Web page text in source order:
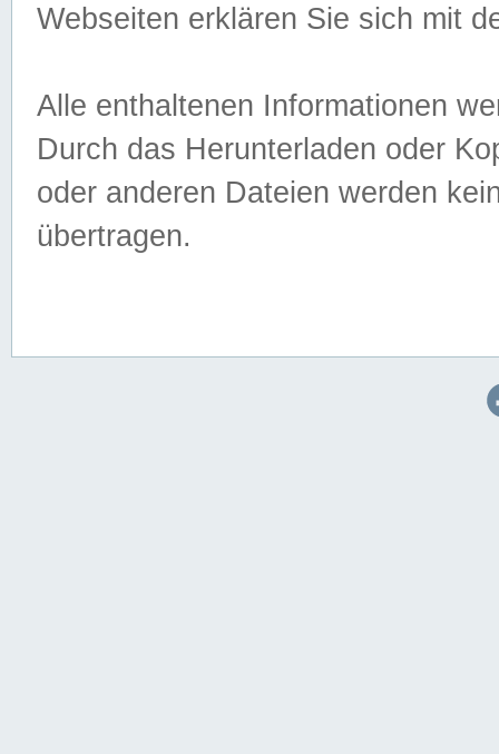
Webseiten erklären Sie sich mit
Alle enthaltenen Informationen
Durch das Herunterladen oder
oder anderen Dateien werden
übertragen.